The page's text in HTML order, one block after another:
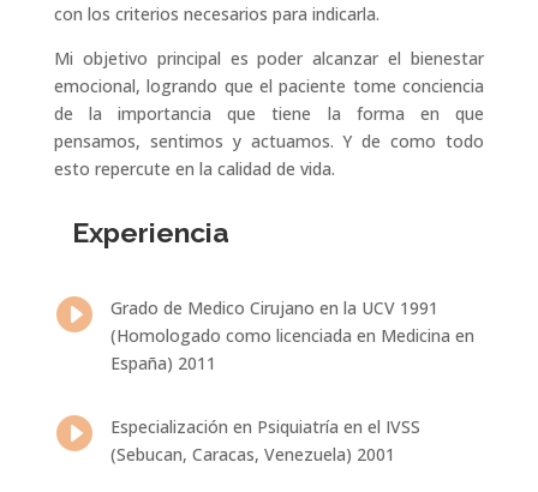
con los criterios necesarios para indicarla.
Mi objetivo principal es poder alcanzar el bienestar
emocional, logrando que el paciente tome conciencia
de la importancia que tiene la forma en que
pensamos, sentimos y actuamos. Y de como todo
esto repercute en la calidad de vida.
Experiencia

Grado de Medico Cirujano en la UCV 1991
(Homologado como licenciada en Medicina en
España) 2011

Especialización en Psiquiatría en el IVSS
(Sebucan, Caracas, Venezuela) 2001